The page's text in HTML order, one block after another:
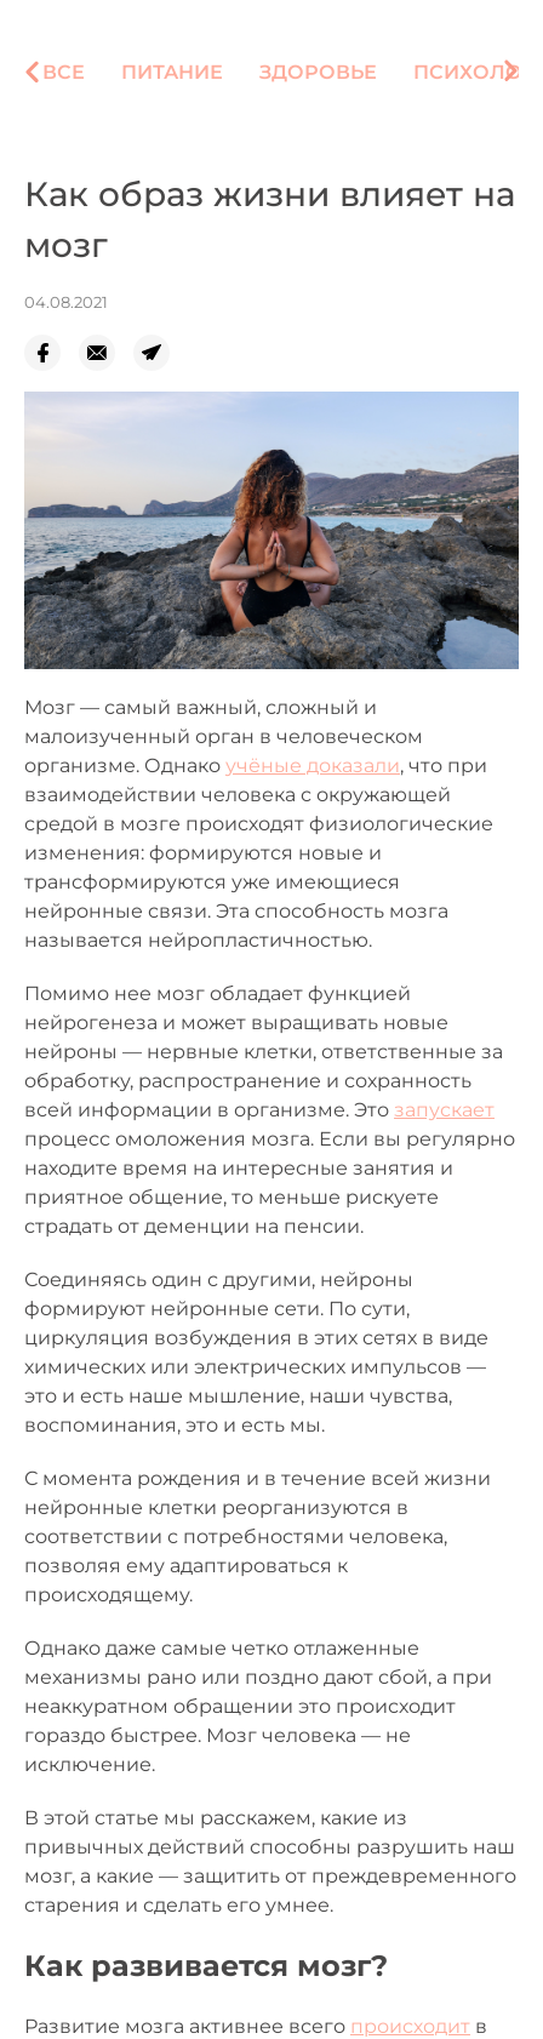
ВСЕ ПИТАНИЕ ЗДОРОВЬЕ
Как образ жизни влияет на
мозг
04.08.2021
Мозг — самый важный, сложный и
малоизученный орган в человеческом
организме. Однако учёные доказали, что при
взаимодействии человека с окружающей
средой в мозге происходят физиологические
изменения: формируются новые и
трансформируются уже имеющиеся
нейронные связи. Эта способность мозга
называется нейропластичностью.
Помимо нее мозг обладает функцией
нейрогенеза и может выращивать новые
нейроны — нервные клетки, ответственные за
обработку, распространение и сохранность
всей информации в организме. Это запускает
процесс омоложения мозга. Если вы регулярно
находите время на интересные занятия и
приятное общение, то меньше рискуете
страдать от деменции на пенсии.
Соединяясь один с другими, нейроны
формируют нейронные сети. По сути,
циркуляция возбуждения в этих сетях в виде
химических или электрических импульсов —
это и есть наше мышление, наши чувства,
воспоминания, это и есть мы.
С момента рождения и в течение всей жизни
нейронные клетки реорганизуются в
соответствии с потребностями человека,
позволяя ему адаптироваться к
происходящему.
Однако даже самые четко отлаженные
механизмы рано или поздно дают сбой, а при
неаккуратном обращении это происходит
гораздо быстрее. Мозг человека — не
исключение.
В этой статье мы расскажем, какие из
привычных действий способны разрушить наш
мозг, а какие — защитить от преждевременного
старения и сделать его умнее.
Как развивается мозг?
Развитие мозга активнее всего происходит в